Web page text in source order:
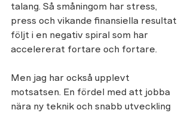
talang. Så småningom har stress,
press och vikande finansiella resultat
följt i en negativ spiral som har
accelererat fortare och fortare.
Men jag har också upplevt
motsatsen. En fördel med att jobba
nära ny teknik och snabb utveckling